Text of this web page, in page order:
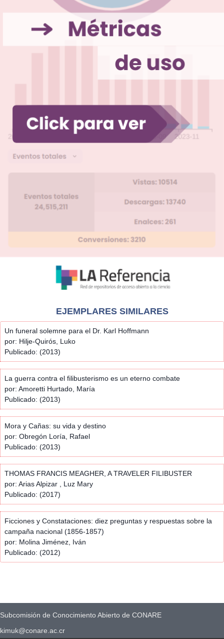
EJEMPLARES SIMILARES
Un funeral solemne para el Dr. Karl Hoffmann
por: Hilje-Quirós, Luko
Publicado: (2013)
La guerra contra el filibusterismo es un eterno combate
por: Amoretti Hurtado, María
Publicado: (2013)
Mora y Cañas: su vida y destino
por: Obregón Loría, Rafael
Publicado: (2013)
THOMAS FRANCIS MEAGHER, A TRAVELER FILIBUSTER
por: Arias Alpizar , Luz Mary
Publicado: (2017)
Ficciones y Constataciones: diez preguntas y respuestas sobre la
campaña nacional (1856-1857)
por: Molina Jiménez, Iván
Publicado: (2012)
Subcomisión de Conocimiento Abierto de CONARE
kimuk@conare.ac.cr